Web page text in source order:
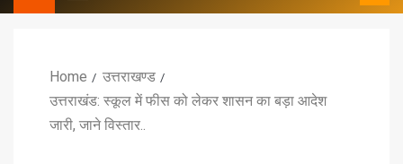
Home
उत्तराखण्ड
उत्तराखंड: स्कूल में फीस को लेकर शासन का बड़ा आदेश
जारी, जाने विस्तार..